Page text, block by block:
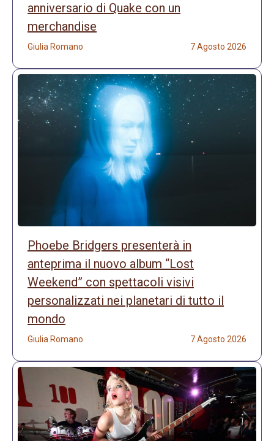
anniversario di Quake con un
merchandise
Giulia Romano 7 Agosto 2026
Phoebe Bridgers presenterà in
anteprima il nuovo album “Lost
Weekend” con spettacoli visivi
personalizzati nei planetari di tutto il
mondo
Giulia Romano 7 Agosto 2026